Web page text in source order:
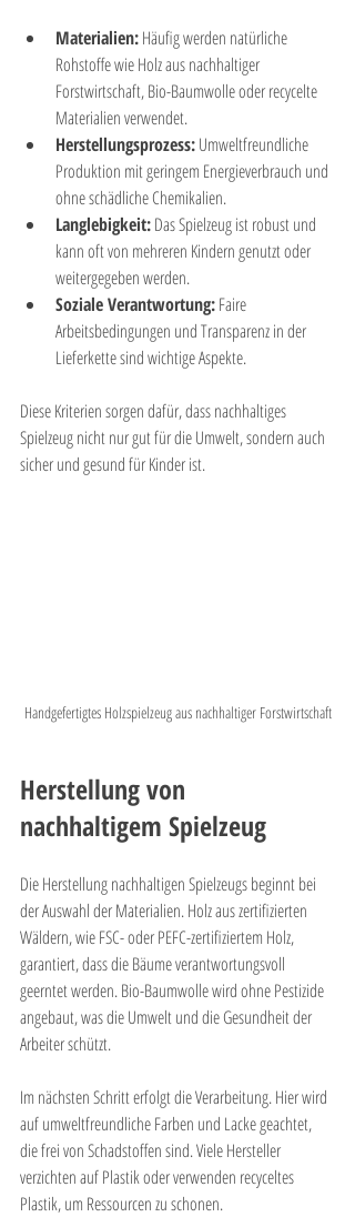
Materialien: Häufig werden natürliche
Rohstoffe wie Holz aus nachhaltiger
Forstwirtschaft, Bio-Baumwolle oder recycelte
Materialien verwendet.
Herstellungsprozess: Umweltfreundliche
Produktion mit geringem Energieverbrauch und
ohne schädliche Chemikalien.
Langlebigkeit: Das Spielzeug ist robust und
kann oft von mehreren Kindern genutzt oder
weitergegeben werden.
Soziale Verantwortung: Faire
Arbeitsbedingungen und Transparenz in der
Lieferkette sind wichtige Aspekte.
Diese Kriterien sorgen dafür, dass nachhaltiges
Spielzeug nicht nur gut für die Umwelt, sondern auch
sicher und gesund für Kinder ist.
Handgefertigtes Holzspielzeug aus nachhaltiger Forstwirtschaft
Herstellung von
nachhaltigem Spielzeug
Die Herstellung nachhaltigen Spielzeugs beginnt bei
der Auswahl der Materialien. Holz aus zertifizierten
Wäldern, wie FSC- oder PEFC-zertifiziertem Holz,
garantiert, dass die Bäume verantwortungsvoll
geerntet werden. Bio-Baumwolle wird ohne Pestizide
angebaut, was die Umwelt und die Gesundheit der
Arbeiter schützt.
Im nächsten Schritt erfolgt die Verarbeitung. Hier wird
auf umweltfreundliche Farben und Lacke geachtet,
die frei von Schadstoffen sind. Viele Hersteller
verzichten auf Plastik oder verwenden recyceltes
Plastik, um Ressourcen zu schonen.